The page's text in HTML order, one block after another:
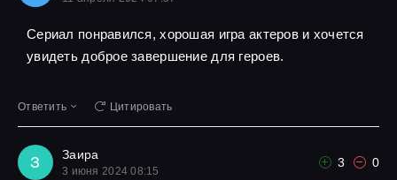
Сериал понравился, хорошая игра актеров и хочется
увидеть доброе завершение для героев.
Ответить Цитировать
З Заира
3 июня 2024 08:15
3 0